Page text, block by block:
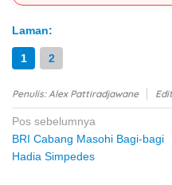
Laman:
1 2
Penulis: Alex Pattiradjawane
Navigasi
pos
Pos sebelumnya
BRI Cabang Masohi Bagi-bagi
Hadia Simpedes